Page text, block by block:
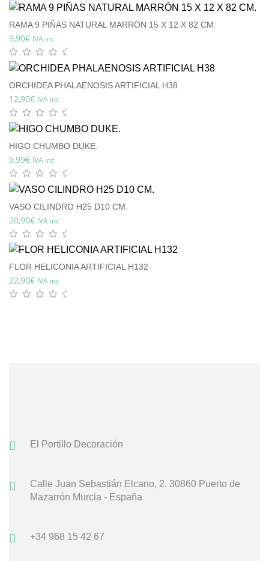
RAMA 9 PIÑAS NATURAL MARRÓN 15 X 12 X 82 CM.
9,90€ IVA inc
ORCHIDEA PHALAENOSIS ARTIFICIAL H38
12,90€ IVA inc
HIGO CHUMBO DUKE.
9,99€ IVA inc
VASO CILINDRO H25 D10 CM.
20,90€ IVA inc
FLOR HELICONIA ARTIFICIAL H132
22,90€ IVA inc
El Portillo Decoración
Calle Juan Sebastián Elcano, 2. 30860 Puerto de
Mazarrón Murcia - España
+34 968 15 42 67